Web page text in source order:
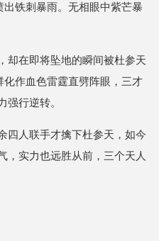
铁刺暴雨。无相眼中紫芒暴
却在即将坠地的瞬间被杜参天
作血色雷霆直劈阵眼，三才
强行逆转。
四人联手才擒下杜参天，如今
，实力也远胜从前，三个天人